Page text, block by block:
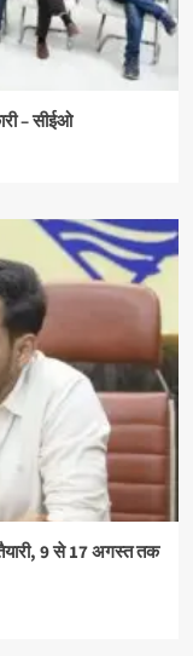
– सीईओ
9 से 17 अगस्त तक